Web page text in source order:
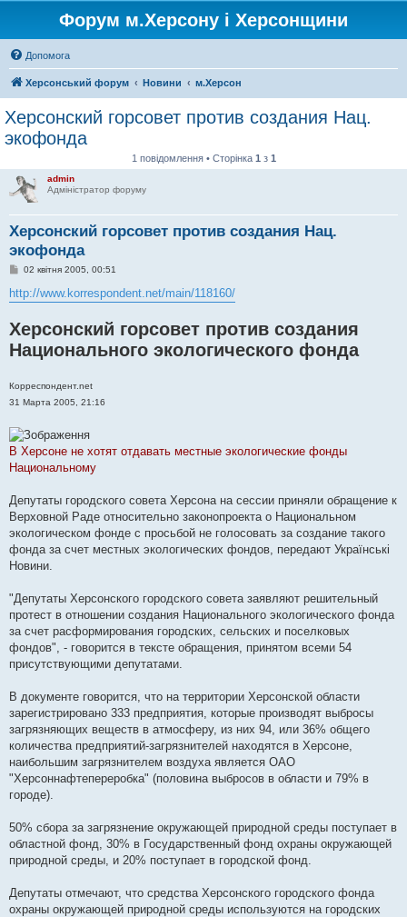
Форум м.Херсону і Херсонщини
Допомога
Херсонський форум Новини м.Херсон
Херсонский горсовет против создания Нац.
экофонда
1 повідомлення • Сторінка 1 з 1
admin
Адміністратор форуму
Херсонский горсовет против создания Нац.
экофонда
П
в
і
о
м
л
е
я
02 квітня 2005, 00:51
http://www.korrespondent.net/main/118160/
Херсонский горсовет против создания
Национального экологического фонда
Корреспондент.net
31 Марта 2005, 21:16
В Херсоне не хотят отдавать местные экологические фонды
Национальному
Депутаты городского совета Херсона на сессии приняли обращение к
Верховной Раде относительно законопроекта о Национальном
экологическом фонде с просьбой не голосовать за создание такого
фонда за счет местных экологических фондов, передают Українські
Новини.
"Депутаты Херсонского городского совета заявляют решительный
протест в отношении создания Национального экологического фонда
за счет расформирования городских, сельских и поселковых
фондов", - говорится в тексте обращения, принятом всеми 54
присутствующими депутатами.
В документе говорится, что на территории Херсонской области
зарегистрировано 333 предприятия, которые производят выбросы
загрязняющих веществ в атмосферу, из них 94, или 36% общего
количества предприятий-загрязнителей находятся в Херсоне,
наибольшим загрязнителем воздуха является ОАО
"Херсоннафтепереробка" (половина выбросов в области и 79% в
городе).
50% сбора за загрязнение окружающей природной среды поступает в
областной фонд, 30% в Государственный фонд охраны окружающей
природной среды, и 20% поступает в городской фонд.
Депутаты отмечают, что средства Херсонского городского фонда
охраны окружающей природной среды используются на городских